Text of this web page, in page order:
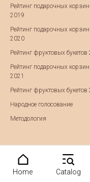
Home Catalog
Рейтинг подарочных корзин
2019
Рейтинг подарочных корзин
2020
Рейтинг фруктовых букетов
Рейтинг подарочных корзин
2021
Рейтинг фруктовых букетов
Народное голосование
Методология